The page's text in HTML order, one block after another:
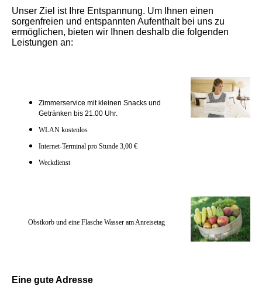
Unser Ziel ist Ihre Entspannung. Um Ihnen einen
sorgenfreien und entspannten Aufenthalt bei uns zu
ermöglichen, bieten wir Ihnen deshalb die folgenden
Leistungen an:
Zimmerservice mit kleinen Snacks und
Getränken bis 21.00 Uhr.
WLAN kostenlos
Internet-Terminal pro Stunde 3,00 €
Weckdienst
Obstkorb und eine Flasche Wasser am Anreisetag
Eine gute Adresse